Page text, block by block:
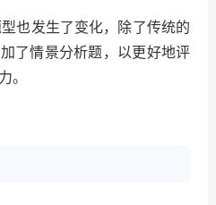
也发生了变化，除了传统的
了情景分析题，以更好地评
。